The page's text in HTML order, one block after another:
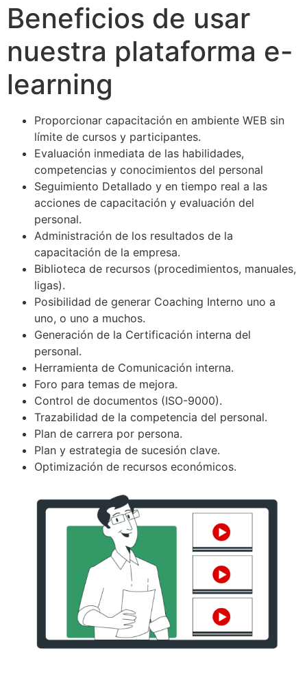
Beneficios de usar
nuestra plataforma e-
learning
Proporcionar capacitación en ambiente WEB sin
límite de cursos y participantes.
Evaluación inmediata de las habilidades,
competencias y conocimientos del personal
Seguimiento Detallado y en tiempo real a las
acciones de capacitación y evaluación del
personal.
Administración de los resultados de la
capacitación de la empresa.
Biblioteca de recursos (procedimientos, manuales,
ligas).
Posibilidad de generar Coaching Interno uno a
uno, o uno a muchos.
Generación de la Certificación interna del
personal.
Herramienta de Comunicación interna.
Foro para temas de mejora.
Control de documentos (ISO-9000).
Trazabilidad de la competencia del personal.
Plan de carrera por persona.
Plan y estrategia de sucesión clave.
Optimización de recursos económicos.